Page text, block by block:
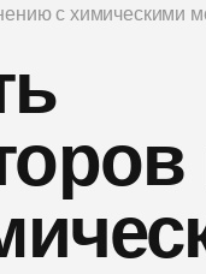
с химическими